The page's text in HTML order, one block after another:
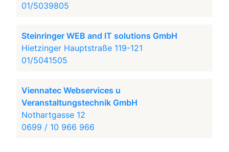
01/5039805
Steinringer WEB and IT solutions GmbH
Hietzinger Hauptstraße 119-121
01/5041505
Viennatec Webservices u
Veranstaltungstechnik GmbH
Nothartgasse 12
0699 / 10 966 966